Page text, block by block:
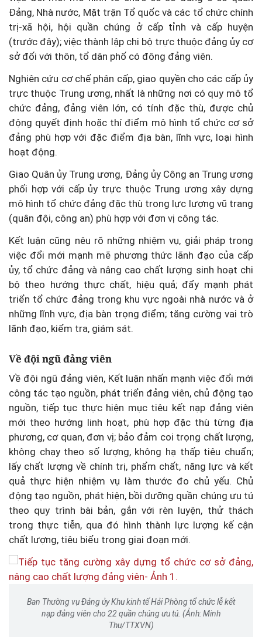
Đảng, Nhà nước, Mặt trận Tổ quốc và các tổ chức chính
trị-xã hội, hội quần chúng ở cấp tỉnh và cấp huyện
(trước đây); việc thành lập chi bộ trực thuộc đảng ủy cơ
sở đối với thôn, tổ dân phố có đông đảng viên.
Nghiên cứu cơ chế phân cấp, giao quyền cho các cấp ủy
trực thuộc Trung ương, nhất là những nơi có quy mô tổ
chức đảng, đảng viên lớn, có tính đặc thù, được chủ
động quyết định hoặc thí điểm mô hình tổ chức cơ sở
đảng phù hợp với đặc điểm địa bàn, lĩnh vực, loại hình
hoạt động.
Giao Quân ủy Trung ương, Đảng ủy Công an Trung ương
phối hợp với cấp ủy trực thuộc Trung ương xây dựng
mô hình tổ chức đảng đặc thù trong lực lượng vũ trang
(quân đội, công an) phù hợp với đơn vị công tác.
Kết luận cũng nêu rõ những nhiệm vụ, giải pháp trong
việc đổi mới mạnh mẽ phương thức lãnh đạo của cấp
ủy, tổ chức đảng và nâng cao chất lượng sinh hoạt chi
bộ theo hướng thực chất, hiệu quả; đẩy mạnh phát
triển tổ chức đảng trong khu vực ngoài nhà nước và ở
những lĩnh vực, địa bàn trọng điểm; tăng cường vai trò
lãnh đạo, kiểm tra, giám sát.
Về đội ngũ đảng viên
Về đội ngũ đảng viên, Kết luận nhấn mạnh việc đổi mới
công tác tạo nguồn, phát triển đảng viên, chủ động tạo
nguồn, tiếp tục thực hiện mục tiêu kết nạp đảng viên
mới theo hướng linh hoạt, phù hợp đặc thù từng địa
phương, cơ quan, đơn vị; bảo đảm coi trọng chất lượng,
không chạy theo số lượng, không hạ thấp tiêu chuẩn;
lấy chất lượng về chính trị, phẩm chất, năng lực và kết
quả thực hiện nhiệm vụ làm thước đo chủ yếu. Chủ
động tạo nguồn, phát hiện, bồi dưỡng quần chúng ưu tú
theo quy trình bài bản, gắn với rèn luyện, thử thách
trong thực tiễn, qua đó hình thành lực lượng kế cận
chất lượng, tiêu biểu trong giai đoạn mới.
Ban Thường vụ Đảng ủy Khu kinh tế Hải Phòng tổ chức lễ kết
nạp đảng viên cho 22 quần chúng ưu tú. (Ảnh: Minh
Thu/TTXVN)